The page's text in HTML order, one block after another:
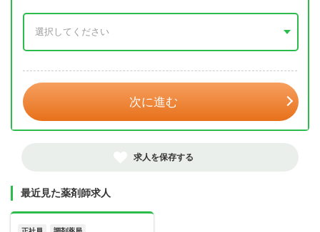
次に進む
求人を保存する
最近見た薬剤師求人